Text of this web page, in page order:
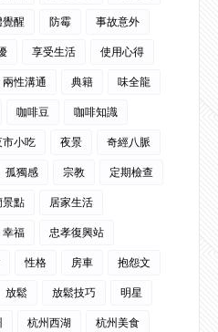
醒 防霉
事故意外
享受生活
使用心得
兩性溝通 典籍
味全龍
咖啡豆
咖啡知識
市小吃 夜景
奇經八脈
孤獨感 宗教
定期檢查
景點
居家生活
幸福
忠孝復興站
性格 房車
抱怨文
放鬆 放鬆技巧
明星
杭州西湖 杭州美食